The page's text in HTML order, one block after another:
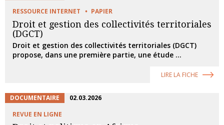
RESSOURCE INTERNET
PAPIER
Droit et gestion des collectivités territoriales
(DGCT)
Droit et gestion des collectivités territoriales (DGCT)
propose, dans une première partie, une étude ...
LIRE LA FICHE
DOCUMENTAIRE
02.03.2026
REVUE EN LIGNE